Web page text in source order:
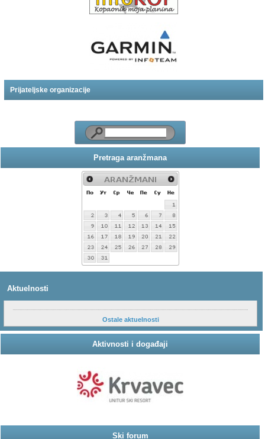
Prijateljske organizacije
Pretraga aranžmana
Aktuelnosti
Ostale aktuelnosti
Aktivnosti i događaji
Ski forum